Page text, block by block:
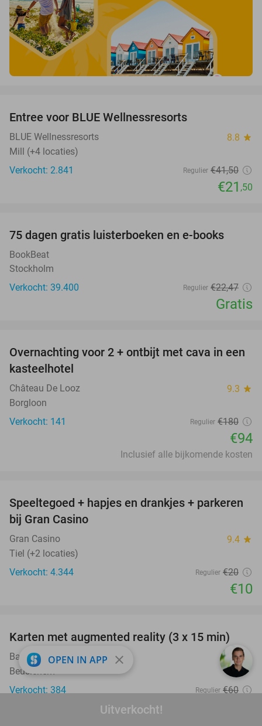
Uitverkocht!
Entree voor BLUE Wellnessresorts
BLUE Wellnessresorts 8.8 star
Mill (+4 locaties)
Verkocht: 2.841
Regulier €41,50
€21 ,50
75 dagen gratis luisterboeken en e-books
BookBeat
Stockholm
Verkocht: 39.400
Regulier €22,47
Gratis
48%
Overnachting voor 2 + ontbijt met cava in een
kasteelhotel
Château De Looz 9.3 star
Borgloon
Verkocht: 141
Regulier €180
€94
Inclusief alle bijkomende kosten
50%
Speeltegoed + hapjes en drankjes + parkeren
bij Gran Casino
Gran Casino 9.4 star
Tiel (+2 locaties)
Verkocht: 4.344
Regulier €20
€10
35%
Karten met augmented reality (3 x 15 min)
BattleKart Utrecht-Beusichem 9.2star
Beusichem
Verkocht: 384
Regulier €60
OPEN IN APP close